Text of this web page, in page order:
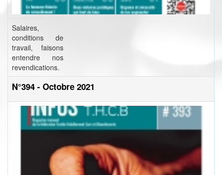
Salaires,
conditions de
travail, faisons
entendre nos
revendications.
N°394 - Octobre 2021